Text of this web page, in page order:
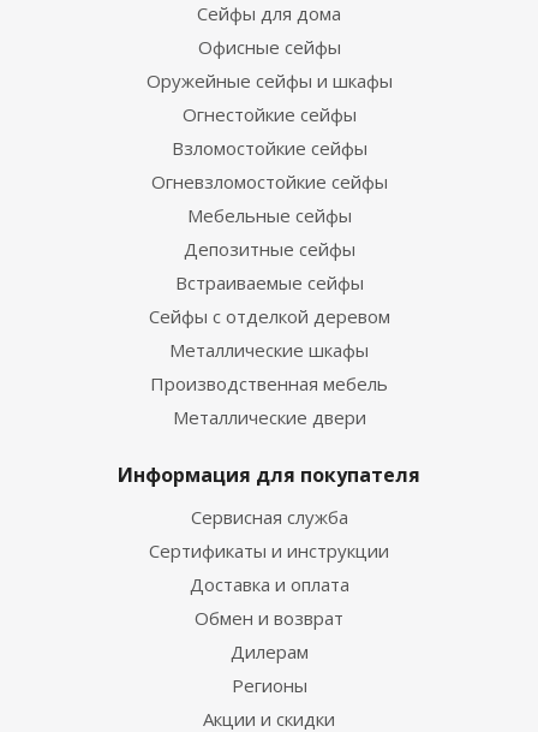
Сейфы для дома
Офисные сейфы
Оружейные сейфы и шкафы
Огнестойкие сейфы
Взломостойкие сейфы
Огневзломостойкие сейфы
Мебельные сейфы
Депозитные сейфы
Встраиваемые сейфы
Сейфы с отделкой деревом
Металлические шкафы
Производственная мебель
Металлические двери
Информация для покупателя
Сервисная служба
Сертификаты и инструкции
Доставка и оплата
Обмен и возврат
Дилерам
Регионы
Акции и скидки